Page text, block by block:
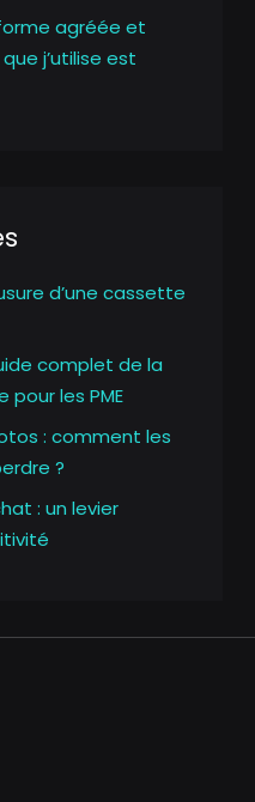
agréée et
j’utilise est
d’une cassette
complet de la
les PME
: comment les
?
: un levier